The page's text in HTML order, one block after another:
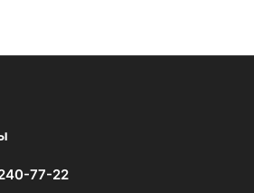
77-22